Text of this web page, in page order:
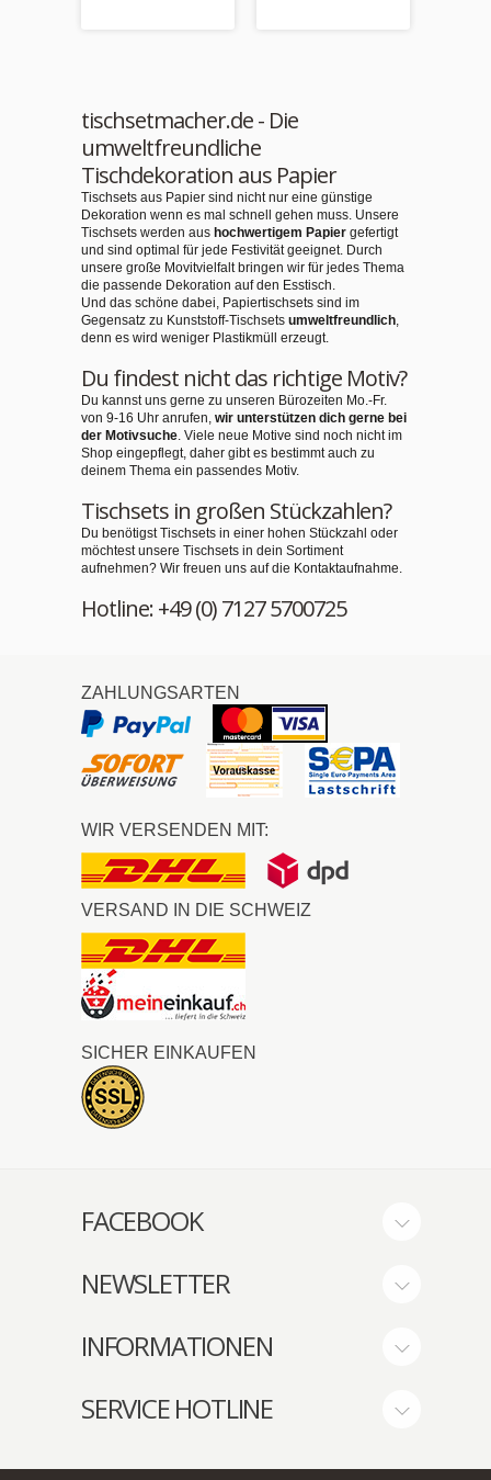
tischsetmacher.de - Die
umweltfreundliche
Tischdekoration aus Papier
Tischsets aus Papier sind nicht nur eine günstige
Dekoration wenn es mal schnell gehen muss. Unsere
Tischsets werden aus hochwertigem Papier gefertigt
und sind optimal für jede Festivität geeignet. Durch
unsere große Movitvielfalt bringen wir für jedes Thema
die passende Dekoration auf den Esstisch.
Und das schöne dabei, Papiertischsets sind im
Gegensatz zu Kunststoff-Tischsets umweltfreundlich,
denn es wird weniger Plastikmüll erzeugt.
Du findest nicht das richtige Motiv?
Du kannst uns gerne zu unseren Bürozeiten Mo.-Fr.
von 9-16 Uhr anrufen, wir unterstützen dich gerne bei
der Motivsuche. Viele neue Motive sind noch nicht im
Shop eingepflegt, daher gibt es bestimmt auch zu
deinem Thema ein passendes Motiv.
Tischsets in großen Stückzahlen?
Du benötigst Tischsets in einer hohen Stückzahl oder
möchtest unsere Tischsets in dein Sortiment
aufnehmen? Wir freuen uns auf die Kontaktaufnahme.
Hotline: +49 (0) 7127 5700725
ZAHLUNGSARTEN
WIR VERSENDEN MIT:
VERSAND IN DIE SCHWEIZ
SICHER EINKAUFEN
FACEBOOK
NEWSLETTER
INFORMATIONEN
SERVICE HOTLINE